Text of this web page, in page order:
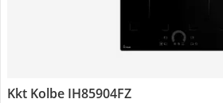
Kkt Kolbe IH85904FZ